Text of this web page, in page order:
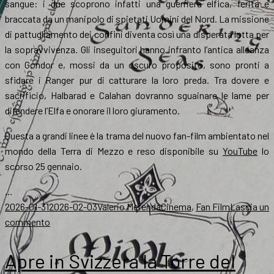
sangue: i due scoprono infatti una guerriera elfica, ferita e
braccata da un manipolo di spietati Uomini del Nord. La missione
di pattugliamento dei confini diventa così una disperata lotta per
la sopravvivenza. Gli inseguitori hanno infranto l’antica alleanza
con Gondor e, mossi da un oscuro proposito, sono pronti a
sfidare i Ranger pur di catturare la loro preda. Tra dovere e
sacrificio, Halbarad e Calahan dovranno sguainare le lame per
difendere l’Elfa e onorare il loro giuramento.
Questa a grandi linee è la trama del nuovo fan-film ambientato nel
mondo della Terra di Mezzo e reso disponibile suYouTube lo
scorso 25 gennaio.
…
Scritto
il
2026-01-312026-02-03Autore
Valerio MerendaCategorie
Cinema, Fan FilmLascia un
commento
Ranger’s
Journey,
Apre in Svizzera la Torre del